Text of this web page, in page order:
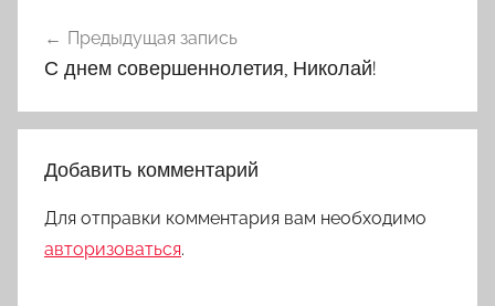
по
Предыдущая запись
С днем совершеннолетия, Николай!
Добавить комментарий
Для отправки комментария вам необходимо
авторизоваться.